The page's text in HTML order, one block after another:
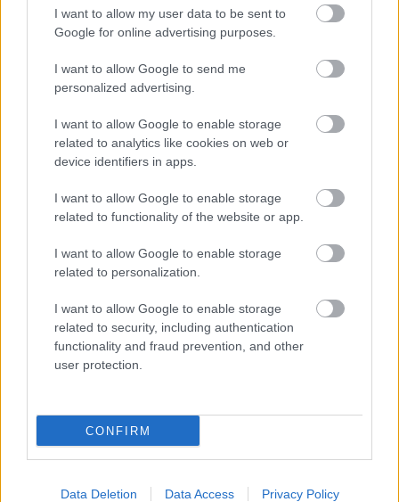
I want to allow my user data to be sent to
Google for online advertising purposes.
I want to allow Google to send me
personalized advertising.
I want to allow Google to enable storage
related to analytics like cookies on web or
device identifiers in apps.
I want to allow Google to enable storage
related to functionality of the website or app.
I want to allow Google to enable storage
related to personalization.
I want to allow Google to enable storage
related to security, including authentication
functionality and fraud prevention, and other
user protection.
CONFIRM
Data Deletion Data Access Privacy Policy
a ManUtdFanatics.hu működését!
Kapcsolódó hírek
VÁLOGATOTTAK
VÖRÖS ÖRDÖGÖK A